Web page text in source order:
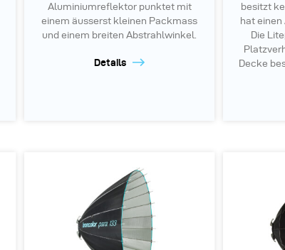
Aluminiumreflektor punktet mit
einem äusserst kleinen Packmass
und einem breiten Abstrahlwinkel.
Details
besitzt
hat einen
Die
Decke